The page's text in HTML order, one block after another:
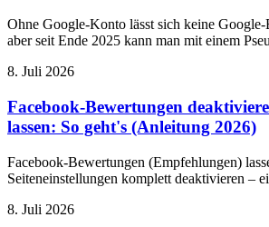
Ohne Google-Konto lässt sich keine
aber seit Ende 2025 kann man mit einem
anlegt und was Unternehmen Kunden ohne
8. Juli 2026
Facebook-Bewertungen
lassen: So geht's (Anleitung 2026)
Facebook-Bewertungen (Empfehlungen)
Seiteneinstellungen komplett deaktivieren –
Seitenerlebnis, Schritt für Schritt.
8. Juli 2026